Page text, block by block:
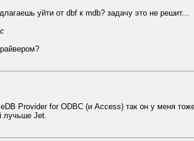
уйти от dbf к mdb? задачу это не решит...
Provider for ODBC (и Access) так он у меня
лучьше Jet.